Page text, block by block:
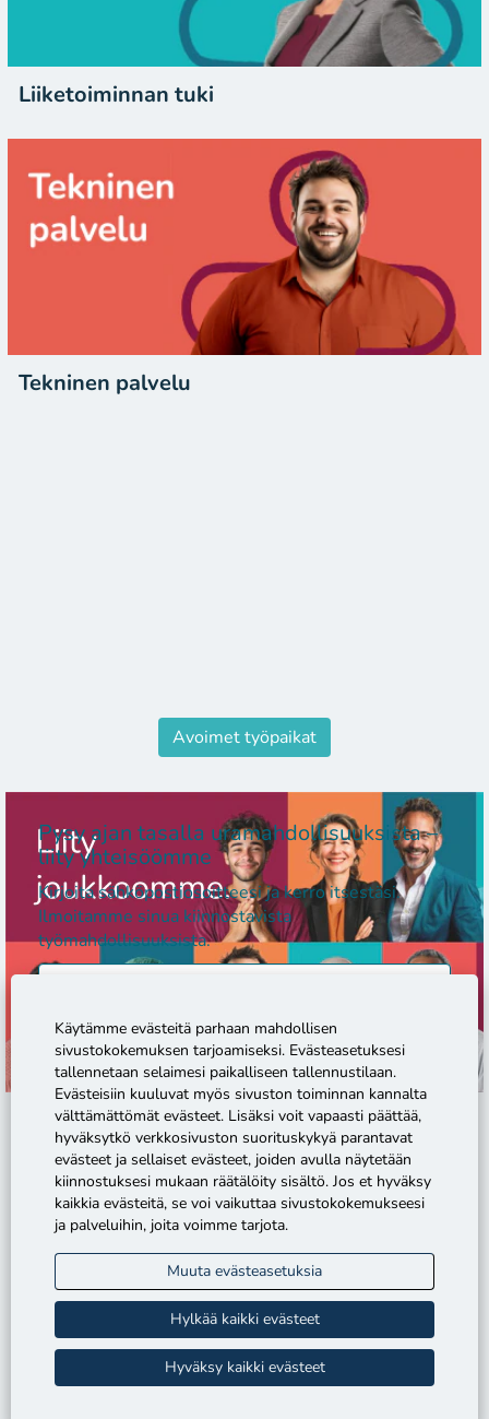
Käytämme evästeitä parhaan mahdollisen
sivustokokemuksen tarjoamiseksi. Evästeasetuksesi
tallennetaan selaimesi paikalliseen tallennustilaan.
Evästeisiin kuuluvat myös sivuston toiminnan kannalta
välttämättömät evästeet. Lisäksi voit vapaasti päättää,
hyväksytkö verkkosivuston suorituskykyä parantavat
evästeet ja sellaiset evästeet, joiden avulla näytetään
kiinnostuksesi mukaan räätälöity sisältö. Jos et hyväksy
kaikkia evästeitä, se voi vaikuttaa sivustokokemukseesi
ja palveluihin, joita voimme tarjota.
Muuta evästeasetuksia
Hylkää kaikki evästeet
Hyväksy kaikki evästeet
Liiketoiminnan tuki
Tekninen palvelu
Avoimet työpaikat
Pysy ajan tasalla uramahdollisuuksista –
liity yhteisöömme
Kirjoita sähköpostiosoitteesi ja kerro itsestäsi.
Ilmoitamme sinua kiinnostavista
työmahdollisuuksista.
Oletko jo jäsen? Näytä profiili
Tietosuoja
Evästeet
Mediq